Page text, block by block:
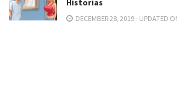
Historias
DECEMBER 28, 2019 - UPDATED